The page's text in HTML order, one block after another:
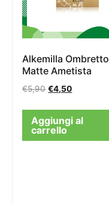
Alkemilla Ombretto
Matte Ametista
€5,90 €4,50
Aggiungi al
carrello